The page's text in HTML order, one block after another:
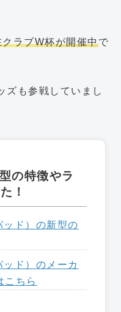
ラブW杯が開催中で
ズも参戦していまし
の特徴やラ
！
ド）の新型の
ド）のメーカ
こちら